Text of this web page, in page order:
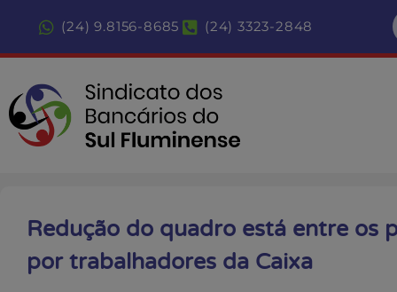
(24) 9.8156-8685 (24) 3323-2848
Redução do quadro está entre os
por trabalhadores da Caixa